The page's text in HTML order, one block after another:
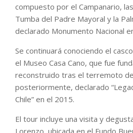
compuesto por el Campanario,
Tumba del Padre Mayoral y la
declarado Monumento Nacional
Se continuará conociendo el
el Museo Casa Cano, que fue
reconstruido tras el terremoto
posteriormente, declarado
Chile” en el 2015.
El tour incluye una visita y
Lorenzo, ubicada en el Fundo